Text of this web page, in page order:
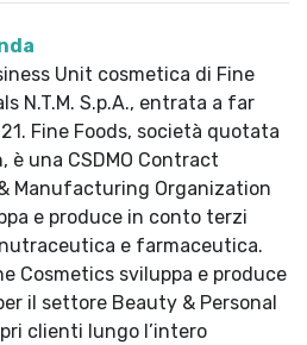
Unit cosmetica di Fine
N.T.M. S.p.A., entrata a far
Fine Foods, società quotata
è una CSDMO Contract
Manufacturing Organization
e produce in conto terzi
e farmaceutica.
Cosmetics sviluppa e produce
il settore Beauty & Personal
clienti lungo l’intero